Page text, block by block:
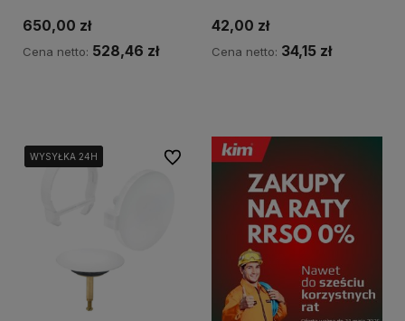
650,00 zł
Cena netto: 528,46 zł
42,00 zł
Cena netto: 34,15 zł
WYSYŁKA 24H
WYSYŁKA 24H
WYSYŁKA 24H Do ulubionych